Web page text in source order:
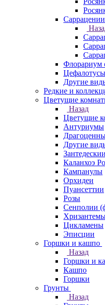
Саррацении
Флорариум
Цефалотусы
Другие
Редкие и
Цветущие
Назад
Цветущие
Антуриумы
Другие
Зантедескии
Каланхоэ
Кампанулы
Орхидеи
Пуансеттии
Розы
Сенполии
Цикламены
Эписции
Горшки и кашпо
Назад
Горшки и
Кашпо
Горшки
Грунты
Назад